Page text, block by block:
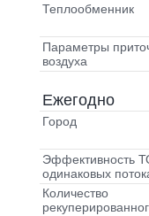
Теплообменник
Параметры
воздуха
Ежегодно
Город
Эффективность
одинаковых
Количество